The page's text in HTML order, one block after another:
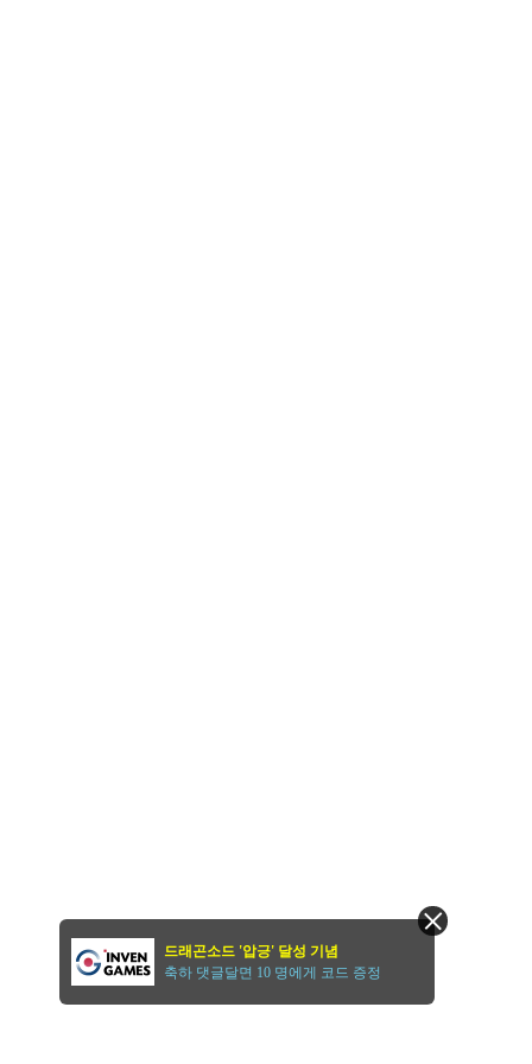
드래곤소드 '압긍' 달성 기념
축하 댓글달면 10 명에게 코드 증정